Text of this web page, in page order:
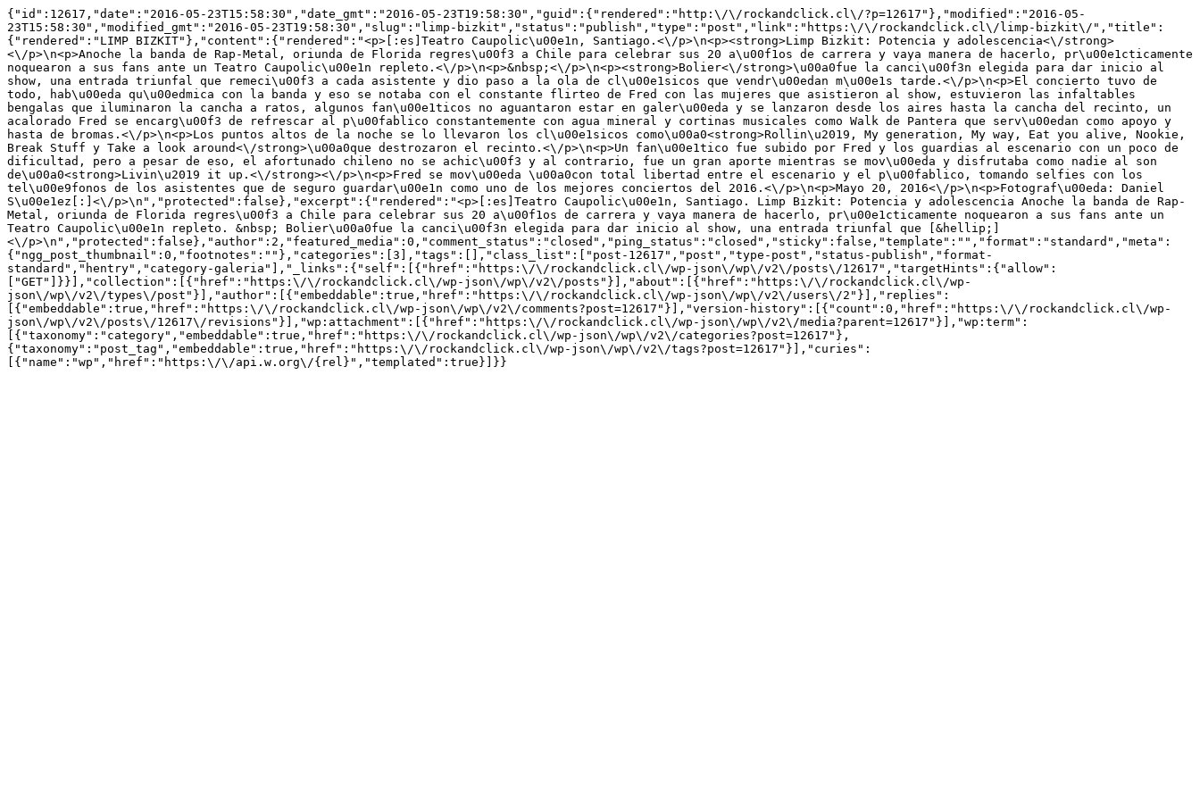
{"id":12617,"date":"2016-05-23T15:58:30","date_gmt":"2016-05-23T19:58:30","guid":{"rendered":"http:\/\/rockandclick.cl\/?p=12617"},"modified":"2016-05-
23T15:58:30","modified_gmt":"2016-05-23T19:58:30","slug":"limp-bizkit","status":"publish","type":"post","link":"https:\/\/rockandclick.cl\/limp-bizkit\/","title":
{"rendered":"LIMP BIZKIT"},"content":{"rendered":"<p>[:es]Teatro Caupolic\u00e1n, Santiago.<\/p>\n<p><strong>Limp Bizkit: Potencia y adolescencia<\/strong>
<\/p>\n<p>Anoche la banda de Rap-Metal, oriunda de Florida regres\u00f3 a Chile para celebrar sus 20 a\u00f1os de carrera y vaya manera de hacerlo, pr\u00e1cticamente
noquearon a sus fans ante un Teatro Caupolic\u00e1n repleto.<\/p>\n<p>&nbsp;<\/p>\n<p><strong>Bolier<\/strong>\u00a0fue la canci\u00f3n elegida para dar inicio al
show, una entrada triunfal que remeci\u00f3 a cada asistente y dio paso a la ola de cl\u00e1sicos que vendr\u00edan m\u00e1s tarde.<\/p>\n<p>El concierto tuvo de
todo, hab\u00eda qu\u00edmica con la banda y eso se notaba con el constante flirteo de Fred con las mujeres que asistieron al show, estuvieron las infaltables
bengalas que iluminaron la cancha a ratos, algunos fan\u00e1ticos no aguantaron estar en galer\u00eda y se lanzaron desde los aires hasta la cancha del recinto, un
acalorado Fred se encarg\u00f3 de refrescar al p\u00fablico constantemente con agua mineral y cortinas musicales como Walk de Pantera que serv\u00edan como apoyo y
hasta de bromas.<\/p>\n<p>Los puntos altos de la noche se lo llevaron los cl\u00e1sicos como\u00a0<strong>Rollin\u2019, My generation, My way, Eat you alive, Nookie,
Break Stuff y Take a look around<\/strong>\u00a0que destrozaron el recinto.<\/p>\n<p>Un fan\u00e1tico fue subido por Fred y los guardias al escenario con un poco de
dificultad, pero a pesar de eso, el afortunado chileno no se achic\u00f3 y al contrario, fue un gran aporte mientras se mov\u00eda y disfrutaba como nadie al son
de\u00a0<strong>Livin\u2019 it up.<\/strong><\/p>\n<p>Fred se mov\u00eda \u00a0con total libertad entre el escenario y el p\u00fablico, tomando selfies con los
tel\u00e9fonos de los asistentes que de seguro guardar\u00e1n como uno de los mejores conciertos del 2016.<\/p>\n<p>Mayo 20, 2016<\/p>\n<p>Fotograf\u00eda: Daniel
S\u00e1ez[:]<\/p>\n","protected":false},"excerpt":{"rendered":"<p>[:es]Teatro Caupolic\u00e1n, Santiago. Limp Bizkit: Potencia y adolescencia Anoche la banda de Rap-
Metal, oriunda de Florida regres\u00f3 a Chile para celebrar sus 20 a\u00f1os de carrera y vaya manera de hacerlo, pr\u00e1cticamente noquearon a sus fans ante un
Teatro Caupolic\u00e1n repleto. &nbsp; Bolier\u00a0fue la canci\u00f3n elegida para dar inicio al show, una entrada triunfal que [&hellip;]
<\/p>\n","protected":false},"author":2,"featured_media":0,"comment_status":"closed","ping_status":"closed","sticky":false,"template":"","format":"standard","meta":
{"ngg_post_thumbnail":0,"footnotes":""},"categories":[3],"tags":[],"class_list":["post-12617","post","type-post","status-publish","format-
standard","hentry","category-galeria"],"_links":{"self":[{"href":"https:\/\/rockandclick.cl\/wp-json\/wp\/v2\/posts\/12617","targetHints":{"allow":
["GET"]}}],"collection":[{"href":"https:\/\/rockandclick.cl\/wp-json\/wp\/v2\/posts"}],"about":[{"href":"https:\/\/rockandclick.cl\/wp-
json\/wp\/v2\/types\/post"}],"author":[{"embeddable":true,"href":"https:\/\/rockandclick.cl\/wp-json\/wp\/v2\/users\/2"}],"replies":
[{"embeddable":true,"href":"https:\/\/rockandclick.cl\/wp-json\/wp\/v2\/comments?post=12617"}],"version-history":[{"count":0,"href":"https:\/\/rockandclick.cl\/wp-
json\/wp\/v2\/posts\/12617\/revisions"}],"wp:attachment":[{"href":"https:\/\/rockandclick.cl\/wp-json\/wp\/v2\/media?parent=12617"}],"wp:term":
[{"taxonomy":"category","embeddable":true,"href":"https:\/\/rockandclick.cl\/wp-json\/wp\/v2\/categories?post=12617"},
{"taxonomy":"post_tag","embeddable":true,"href":"https:\/\/rockandclick.cl\/wp-json\/wp\/v2\/tags?post=12617"}],"curies":
[{"name":"wp","href":"https:\/\/api.w.org\/{rel}","templated":true}]}}